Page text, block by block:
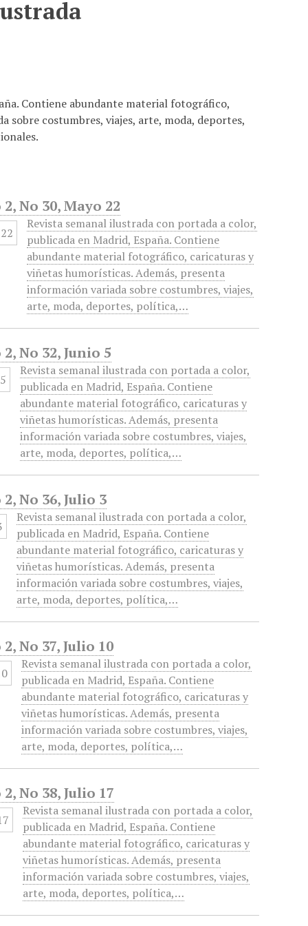
Contiene abundante material fotográfico,
sobre costumbres, viajes, arte, moda, deportes,
No 30, Mayo 22
Revista semanal ilustrada con portada a color,
publicada en Madrid, España. Contiene
abundante material fotográfico, caricaturas y
viñetas humorísticas. Además, presenta
información variada sobre costumbres, viajes,
arte, moda, deportes, política,…
No 32, Junio 5
Revista semanal ilustrada con portada a color,
publicada en Madrid, España. Contiene
abundante material fotográfico, caricaturas y
viñetas humorísticas. Además, presenta
información variada sobre costumbres, viajes,
arte, moda, deportes, política,…
No 36, Julio 3
Revista semanal ilustrada con portada a color,
publicada en Madrid, España. Contiene
abundante material fotográfico, caricaturas y
viñetas humorísticas. Además, presenta
información variada sobre costumbres, viajes,
arte, moda, deportes, política,…
No 37, Julio 10
Revista semanal ilustrada con portada a color,
publicada en Madrid, España. Contiene
abundante material fotográfico, caricaturas y
viñetas humorísticas. Además, presenta
información variada sobre costumbres, viajes,
arte, moda, deportes, política,…
No 38, Julio 17
Revista semanal ilustrada con portada a color,
publicada en Madrid, España. Contiene
abundante material fotográfico, caricaturas y
viñetas humorísticas. Además, presenta
información variada sobre costumbres, viajes,
arte, moda, deportes, política,…